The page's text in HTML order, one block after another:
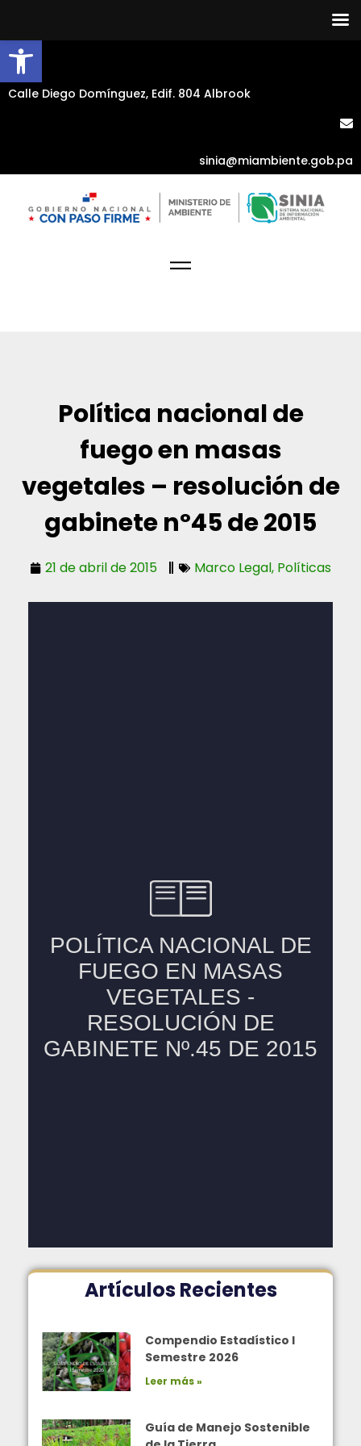
Abrir barra de herramientas
Calle Diego Domínguez, Edif. 804 Albrook
sinia@miambiente.gob.pa
Política nacional de
fuego en masas
vegetales – resolución de
gabinete nº45 de 2015
21 de abril de 2015 Marco Legal, Políticas
Artículos Recientes
Compendio Estadístico I
Semestre 2026
Leer más »
Guía de Manejo Sostenible